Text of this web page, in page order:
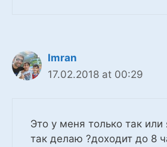
Imran
17.02.2018 at 00:29
Это у меня только так или
так делаю ?доходит до 8